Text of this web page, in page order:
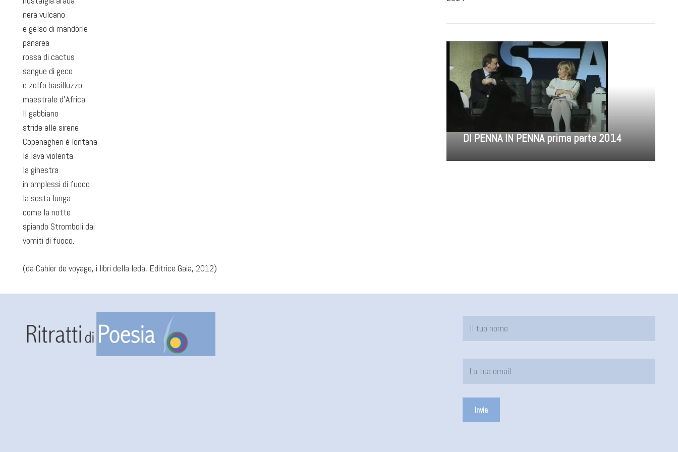
nera vulcano
e gelso di mandorle
panarea
rossa di cactus
sangue di geco
e zolfo basilluzzo
maestrale d’Africa
Il gabbiano
stride alle sirene
Copenaghen è lontana
la lava violenta
la ginestra
in amplessi di fuoco
la sosta lunga
come la notte
spiando Stromboli dai
vomiti di fuoco.
(da Cahier de voyage, i libri della leda, Editrice Gaia, 2012)
DI PENNA IN PENNA prima parte 2014